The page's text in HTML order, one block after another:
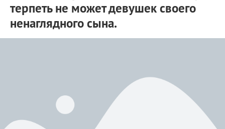
терпеть не может девушек своего
ненаглядного сына.